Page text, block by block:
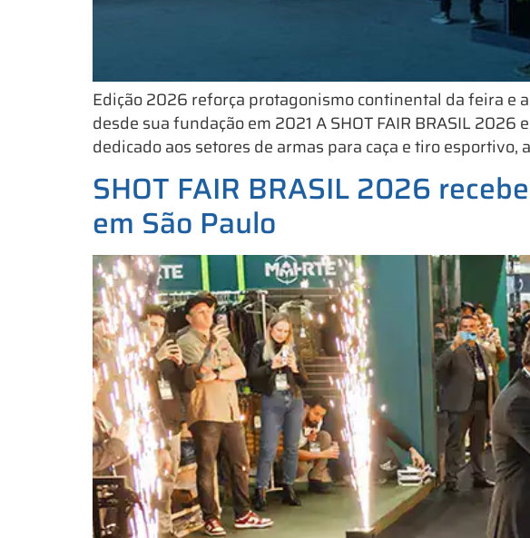
Edição 2026 reforça protagonismo continental da feira e
desde sua fundação em 2021 A SHOT FAIR BRASIL
dedicado aos setores de armas para caça e tiro
SHOT FAIR BRASIL 2026
em São Paulo